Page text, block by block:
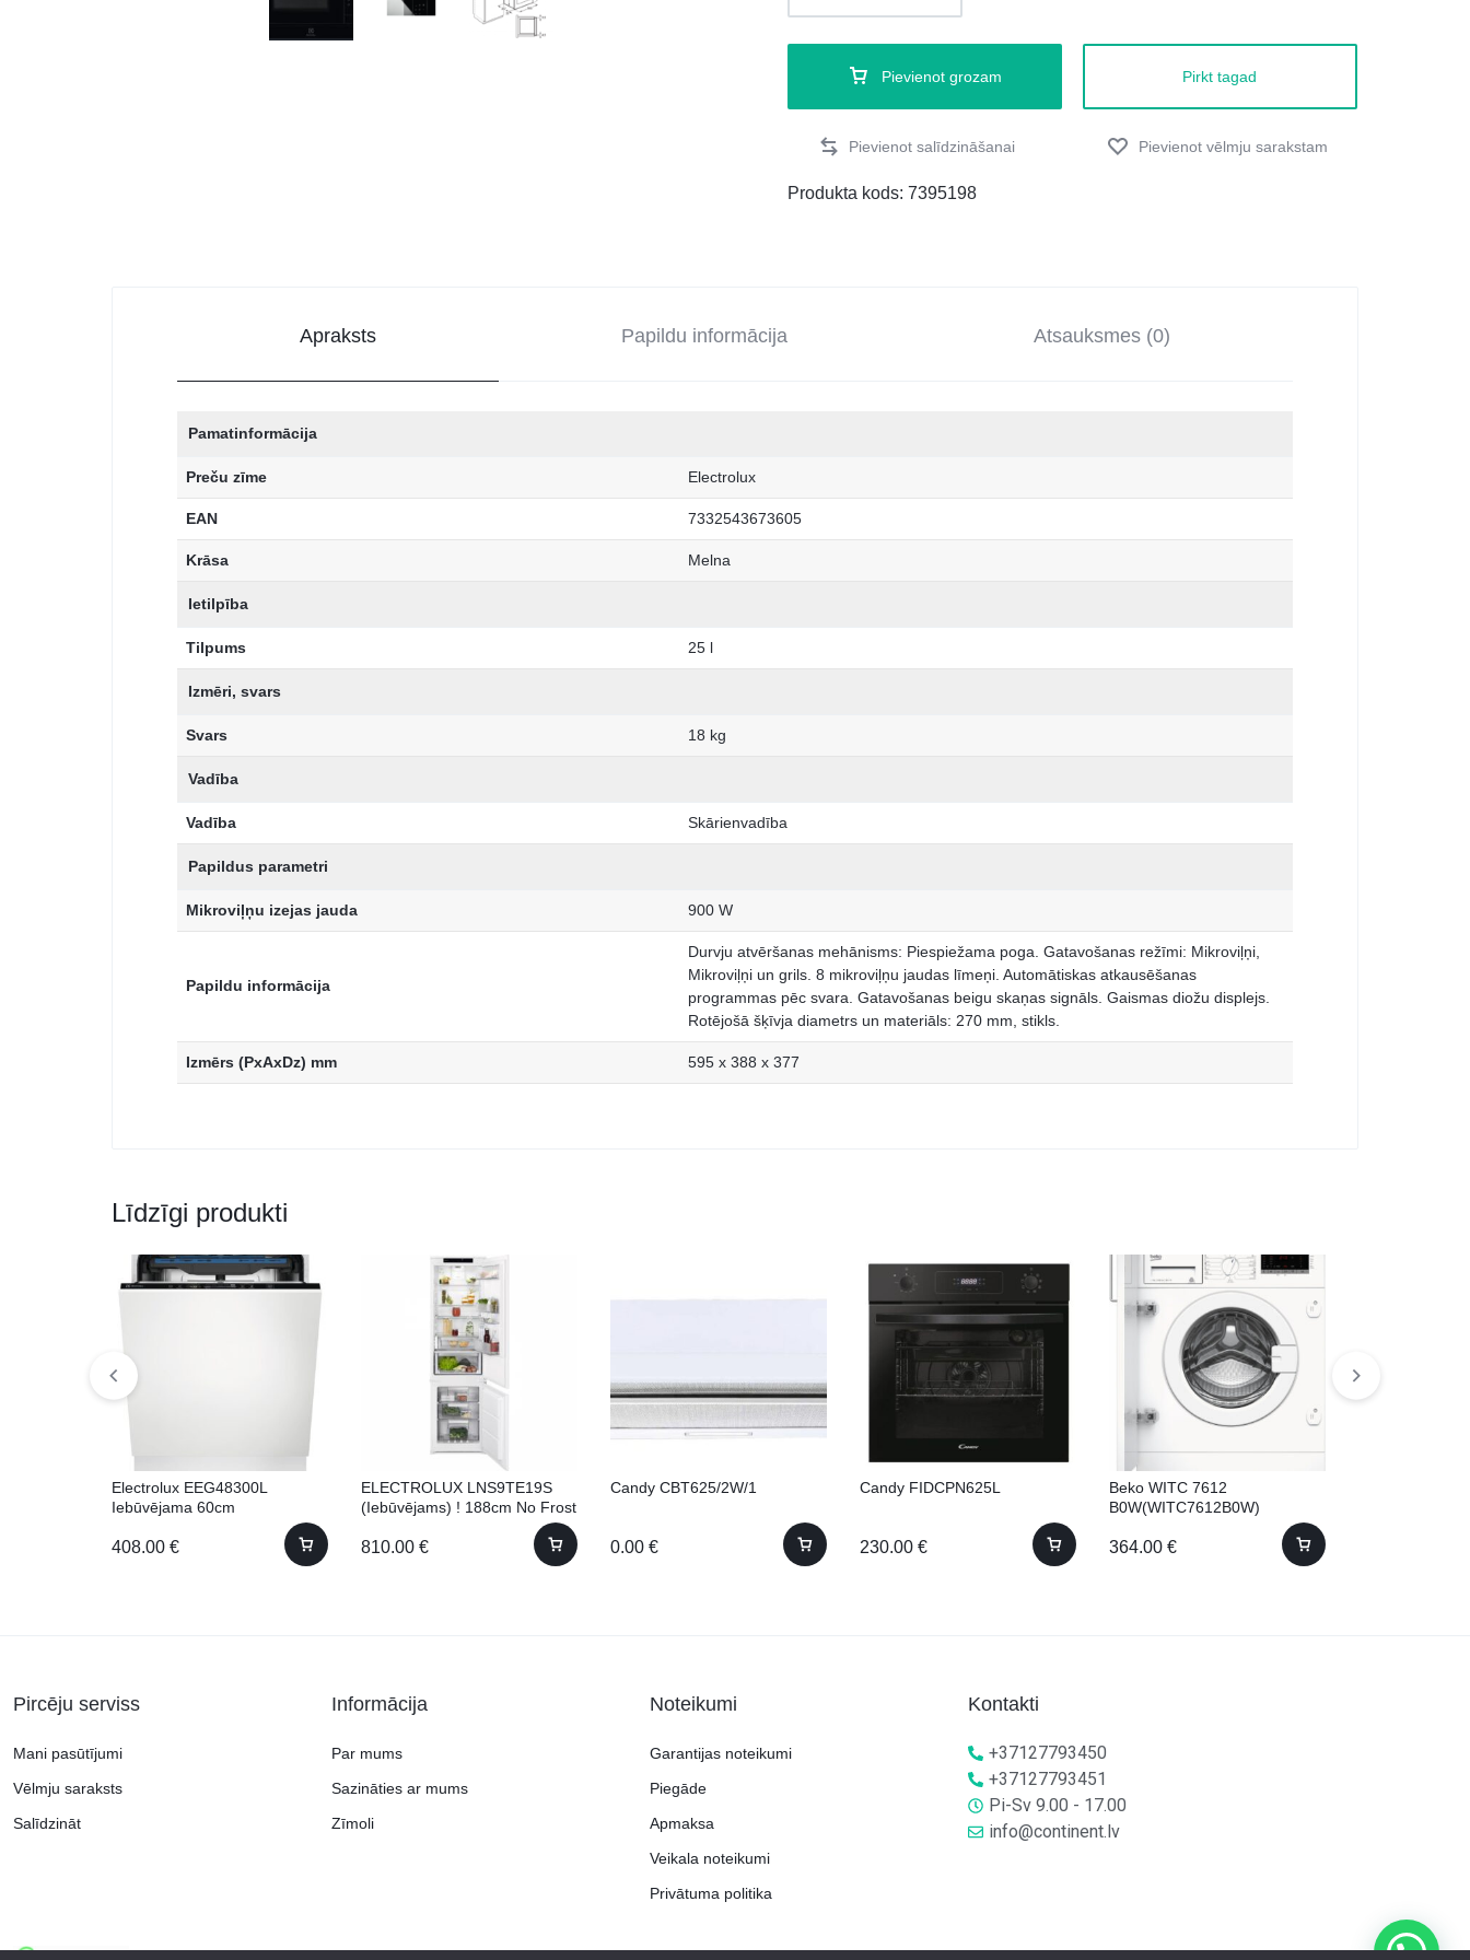
Pievienot grozam Pirkt tagad
Produkta kods:7395198
Apraksts Papildu informācija Atsauksmes (0)
Pamatinformācija
Preču zīme Electrolux
EAN 7332543673605
Krāsa Melna
Ietilpība
Tilpums 25 l
Izmēri, svars
Svars 18 kg
Vadība
Vadība Skārienvadība
Papildus parametri
Mikroviļņu izejas jauda 900 W
Papildu informācija
Durvju atvēršanas mehānisms: Piespiežama poga. Gatavošanas režīmi: Mikroviļņi,
Mikroviļņi un grils. 8 mikroviļņu jaudas līmeņi. Automātiskas atkausēšanas
programmas pēc svara. Gatavošanas beigu skaņas signāls. Gaismas diožu displejs.
Rotējošā šķīvja diametrs un materiāls: 270 mm, stikls.
Izmērs (PxAxDz) mm 595 x 388 x 377
Līdzīgi produkti
Electrolux EEG48300L
Iebūvējama 60cm
408.00 €
ELECTROLUX LNS9TE19S
(Iebūvējams) ! 188cm No Frost
810.00 €
Candy CBT625/2W/1
0.00 €
Candy FIDCPN625L
230.00 €
Beko WITC 7612
B0W(WITC7612B0W)
364.00 €
Pircēju serviss
Mani pasūtījumi
Vēlmju saraksts
Salīdzināt
Informācija
Par mums
Sazināties ar mums
Zīmoli
Noteikumi
Garantijas noteikumi
Piegāde
Apmaksa
Veikala noteikumi
Privātuma politika
Kontakti
+37127793450
+37127793451
Pi-Sv 9.00 - 17.00
info@continent.lv